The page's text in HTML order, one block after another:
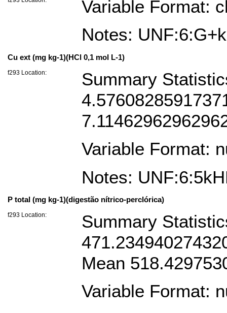
Variable Format:
Notes:
Cu ext (mg kg-1)(HCl 0,1 mol L-1)
f293 Location:
Summary
Variable Format:
Notes:
P total (mg kg-1)(digestão nítrico-perclórica)
f293 Location:
Summary
Mean
Variable Format: